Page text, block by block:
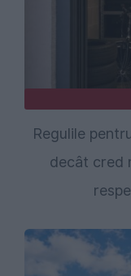
Regulile
decât cred